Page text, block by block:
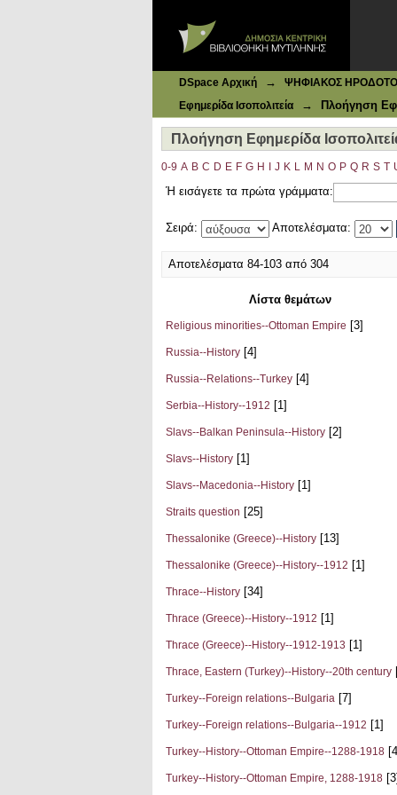
DSpace Αρχική → ΨΗΦΙΑΚΟΣ ΗΡΟΔΟΤΟΣ:
Εφημερίδα Ισοπολιτεία → Πλοήγηση
Πλοήγηση Εφημερίδα
0-9 A B C D E F G H J K L M N O P Q R S T
Ή εισάγετε τα πρώτα γράμματα:
Σειρά: Αποτελέσματα:
Αποτελέσματα 84-103 από 304
Λίστα θεμάτων
Religious minorities--Ottoman Empire [3]
Russia--History [4]
Russia--Relations--Turkey [4]
Serbia--History--1912 [1]
Slavs--Balkan Peninsula--History [2]
Slavs--History [1]
Slavs--Macedonia--History [1]
Straits question [25]
Thessalonike (Greece)--History [13]
Thessalonike (Greece)--History--1912 [1]
Thrace--History [34]
Thrace (Greece)--History--1912 [1]
Thrace (Greece)--History--1912-1913 [1]
Thrace, Eastern (Turkey)--History--20th century
Turkey--Foreign relations--Bulgaria [7]
Turkey--Foreign relations--Bulgaria--1912 [1]
Turkey--History--Ottoman Empire--1288-1918
Turkey--History--Ottoman Empire, 1288-1918 [3]